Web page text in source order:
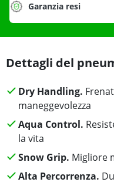
Garanzia resi
Dettagli del
Dry Handling.
maneggevolezza
Aqua Control.
la vita
Snow Grip. Migliore
Alta Percorrenza.